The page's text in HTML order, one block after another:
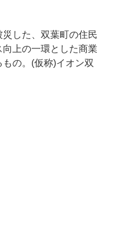
した、双葉町の住民
上の一環とした商業
の。(仮称)イオン双